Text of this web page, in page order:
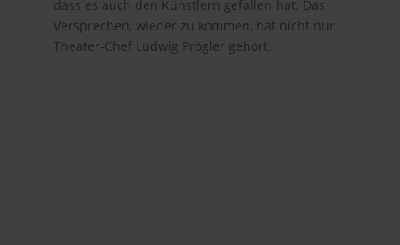
dass es auch den Künstlern gefallen hat. Das
Versprechen, wieder zu kommen, hat nicht nur
Theater-Chef Ludwig Prögler gehört.